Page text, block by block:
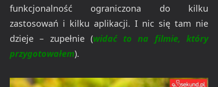
funkcjonalność ograniczona do kilku
zastosowań i kilku aplikacji. I nic się tam nie
dzieje – zupełnie (widać to na filmie, który
przygotowałem).